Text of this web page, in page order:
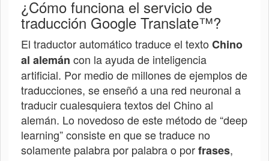
¿Cómo funciona el servicio de
traducción Google Translate™?
El traductor automático traduce el texto Chino
al alemán con la ayuda de inteligencia
artificial. Por medio de millones de ejemplos de
traducciones, se enseñó a una red neuronal a
traducir cualesquiera textos del Chino al
alemán. Lo novedoso de este método de “deep
learning” consiste en que se traduce no
solamente palabra por palabra o porfrases,